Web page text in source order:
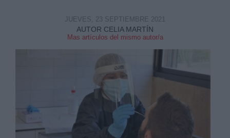
AUTOR CELIA MARTÍN
Mas artículos del mismo autor/a
JUEVES, 23 SEPTIEMBRE 2021
link